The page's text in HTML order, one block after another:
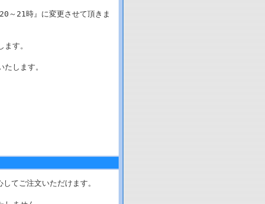
～21時』に変更させて頂きま
す。
します。
てご注文いただけます。